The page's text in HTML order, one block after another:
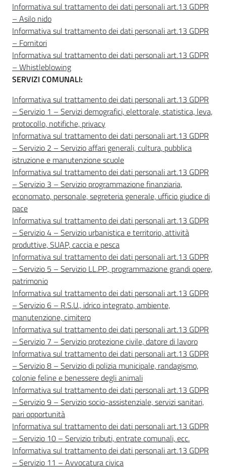
Informativa sul trattamento dei dati personali art.13 GDPR
– Asilo nido
Informativa sul trattamento dei dati personali art.13 GDPR
– Fornitori
Informativa sul trattamento dei dati personali art.13 GDPR
– Whistleblowing
SERVIZI COMUNALI:
Informativa sul trattamento dei dati personali art.13 GDPR
– Servizio 1 – Servizi demografici, elettorale, statistica, leva,
protocollo, notifiche, privacy
Informativa sul trattamento dei dati personali art.13 GDPR
– Servizio 2 – Servizio affari generali, cultura, pubblica
istruzione e manutenzione scuole
Informativa sul trattamento dei dati personali art.13 GDPR
– Servizio 3 – Servizio programmazione finanziaria,
economato, personale, segreteria generale, ufficio giudice di
pace
Informativa sul trattamento dei dati personali art.13 GDPR
– Servizio 4 – Servizio urbanistica e territorio, attività
produttive, SUAP, caccia e pesca
Informativa sul trattamento dei dati personali art.13 GDPR
– Servizio 5 – Servizio LL.PP., programmazione grandi opere,
patrimonio
Informativa sul trattamento dei dati personali art.13 GDPR
– Servizio 6 – R.S.U., idrico integrato, ambiente,
manutenzione, cimitero
Informativa sul trattamento dei dati personali art.13 GDPR
– Servizio 7 – Servizio protezione civile, datore di lavoro
Informativa sul trattamento dei dati personali art.13 GDPR
– Servizio 8 – Servizio di polizia municipale, randagismo,
colonie feline e benessere degli animali
Informativa sul trattamento dei dati personali art.13 GDPR
– Servizio 9 – Servizio socio-assistenziale, servizi sanitari,
pari opportunità
Informativa sul trattamento dei dati personali art.13 GDPR
– Servizio 10 – Servizio tributi, entrate comunali, ecc.
Informativa sul trattamento dei dati personali art.13 GDPR
– Servizio 11 – Avvocatura civica